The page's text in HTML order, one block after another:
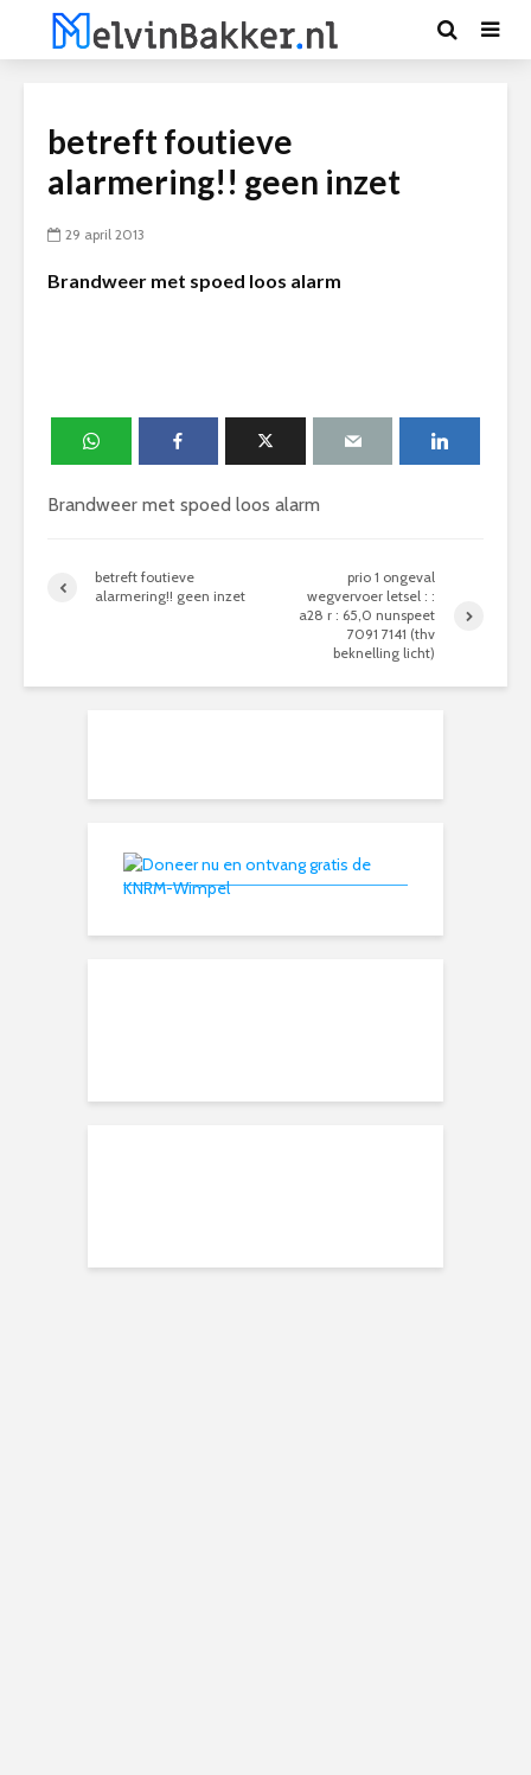
betreft foutieve
alarmering!! geen inzet
29 april 2013
Brandweer met spoed loos alarm
Brandweer met spoed loos alarm
betreft foutieve
alarmering!! geen inzet
prio 1 ongeval
wegvervoer letsel : :
a28 r : 65,0 nunspeet
7091 7141 (thv
beknelling licht)